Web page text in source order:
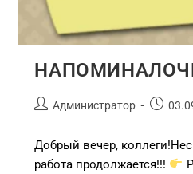
Администратор
Добрый вечер,
работа продолжается!!!